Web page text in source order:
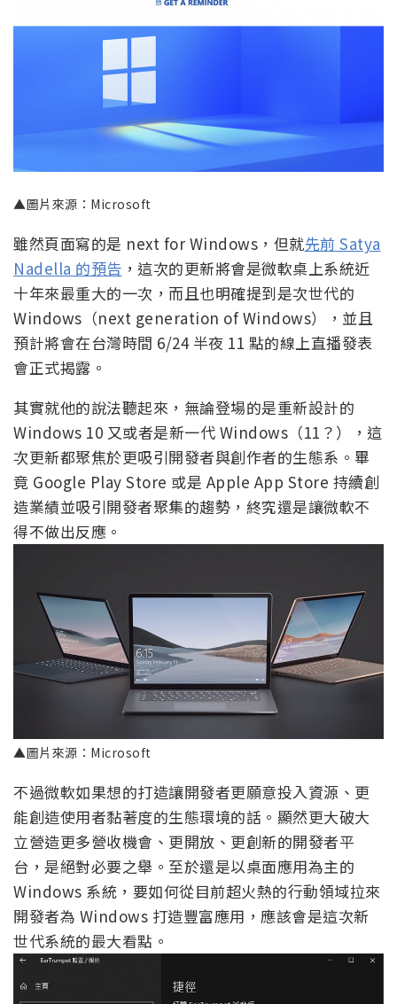
▲圖片來源：Microsoft
雖然頁面寫的是 next for Windows，但就先前 Satya
Nadella 的預告 ，這次的更新將會是微軟桌上系統近
十年來最重大的一次，而且也明確提到是次世代的
Windows（next generation of Windows），並且
預計將會在台灣時間 6/24 半夜 11 點的線上直播發表
會正式揭露。
其實就他的說法聽起來，無論登場的是重新設計的
Windows 10 又或者是新一代 Windows（11？），這
次更新都聚焦於更吸引開發者與創作者的生態系。畢
竟 Google Play Store 或是 Apple App Store 持續創
造業績並吸引開發者聚集的趨勢，終究還是讓微軟不
得不做出反應。
▲圖片來源：Microsoft
不過微軟如果想的打造讓開發者更願意投入資源、更
能創造使用者黏著度的生態環境的話。顯然更大破大
立營造更多營收機會、更開放、更創新的開發者平
台，是絕對必要之舉。至於還是以桌面應用為主的
Windows 系統，要如何從目前超火熱的行動領域拉來
開發者為 Windows 打造豐富應用，應該會是這次新
世代系統的最大看點。